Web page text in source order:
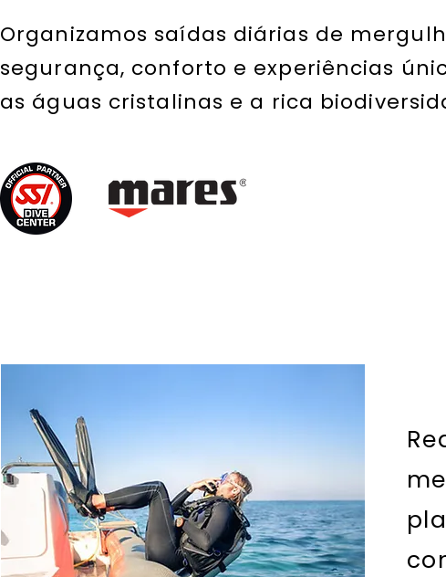
Organizamos saídas diárias de
segurança, conforto e experiências
as águas cristalinas e a rica